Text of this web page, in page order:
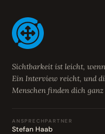
Sichtbarkeit ist leicht,
Ein Interview reicht, und
Menschen finden dich ganz
ANSPRECHPARTNER
Stefan Haab